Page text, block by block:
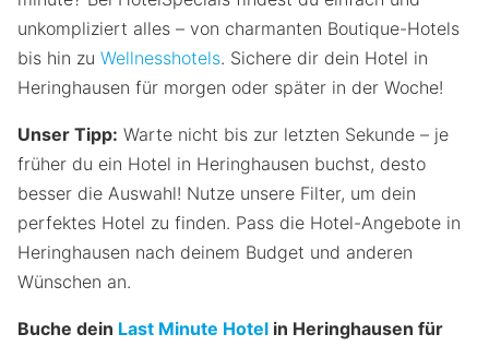
unkompliziert alles – von charmanten Boutique-Hotels
bis hin zu Wellnesshotels. Sichere dir dein Hotel in
Heringhausen für morgen oder später in der Woche!
Unser Tipp: Warte nicht bis zur letzten Sekunde – je
früher du ein Hotel in Heringhausen buchst, desto
besser die Auswahl! Nutze unsere Filter, um dein
perfektes Hotel zu finden. Pass die Hotel-Angebote in
Heringhausen nach deinem Budget und anderen
Wünschen an.
Buche dein Last Minute Hotel in Heringhausen für